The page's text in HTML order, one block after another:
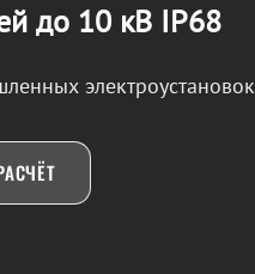
до 10 кВ IP68
электроустановок